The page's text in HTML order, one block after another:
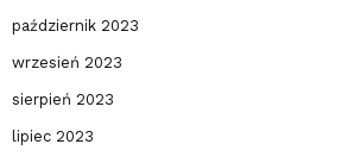
październik 2023
wrzesień 2023
sierpień 2023
lipiec 2023